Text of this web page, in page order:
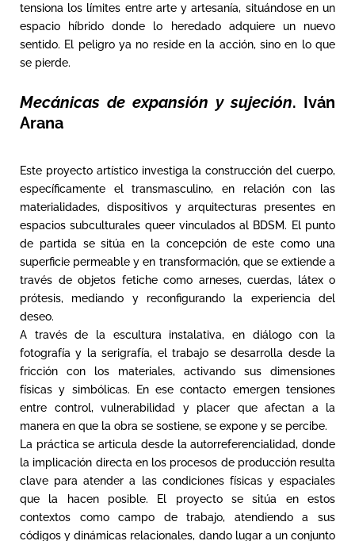
tensiona los límites entre arte y artesanía, situándose en un
espacio híbrido donde lo heredado adquiere un nuevo
sentido. El peligro ya no reside en la acción, sino en lo que
se pierde.
Mecánicas de expansión y sujeción. Iván
Arana
Este proyecto artístico investiga la construcción del cuerpo,
específicamente el transmasculino, en relación con las
materialidades, dispositivos y arquitecturas presentes en
espacios subculturales queer vinculados al BDSM. El punto
de partida se sitúa en la concepción de este como una
superficie permeable y en transformación, que se extiende a
través de objetos fetiche como arneses, cuerdas, látex o
prótesis, mediando y reconfigurando la experiencia del
deseo.
A través de la escultura instalativa, en diálogo con la
fotografía y la serigrafía, el trabajo se desarrolla desde la
fricción con los materiales, activando sus dimensiones
físicas y simbólicas. En ese contacto emergen tensiones
entre control, vulnerabilidad y placer que afectan a la
manera en que la obra se sostiene, se expone y se percibe.
La práctica se articula desde la autorreferencialidad, donde
la implicación directa en los procesos de producción resulta
clave para atender a las condiciones físicas y espaciales
que la hacen posible. El proyecto se sitúa en estos
contextos como campo de trabajo, atendiendo a sus
códigos y dinámicas relacionales, dando lugar a un conjunto